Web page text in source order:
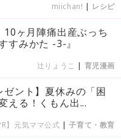
miichan! | レシピ
10ヶ月陣痛出産ぶっち
すみかた -3-』
辻りょうこ | 育児漫画
ゼント】夏休みの「困
える！くもん出...
】元気ママ公式 |子育て・教育